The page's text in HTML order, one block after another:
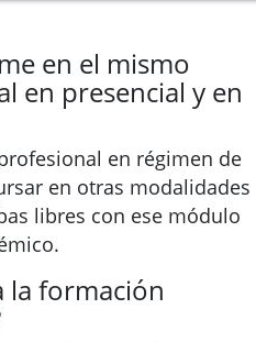
en el mismo
en presencial y en
en régimen de
en otras modalidades
libres con ese módulo
la formación